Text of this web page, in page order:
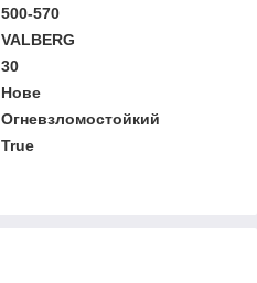
500-570
VALBERG
30
Нове
Огневзломостойкий
True